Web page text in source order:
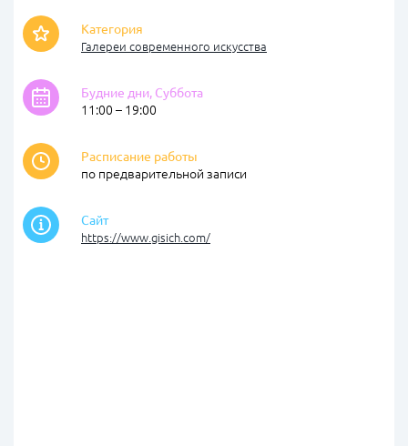
Категория
Галереи современного искусства
Будние дни, Суббота
11:00 – 19:00
Расписание работы
по предварительной записи
Сайт
https://www.gisich.com/